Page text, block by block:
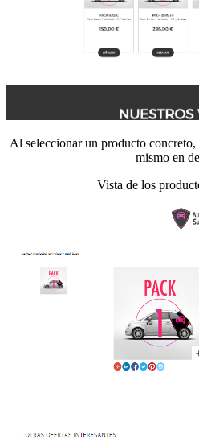
Al seleccionar un producto
mismo en
Vista de los